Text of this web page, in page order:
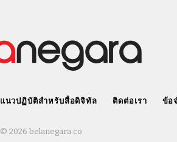
แนวปฏิบัติสำหรับสื่อดิจิทัล ติดต่อเรา ข้อ
© 2026 belanegara.co